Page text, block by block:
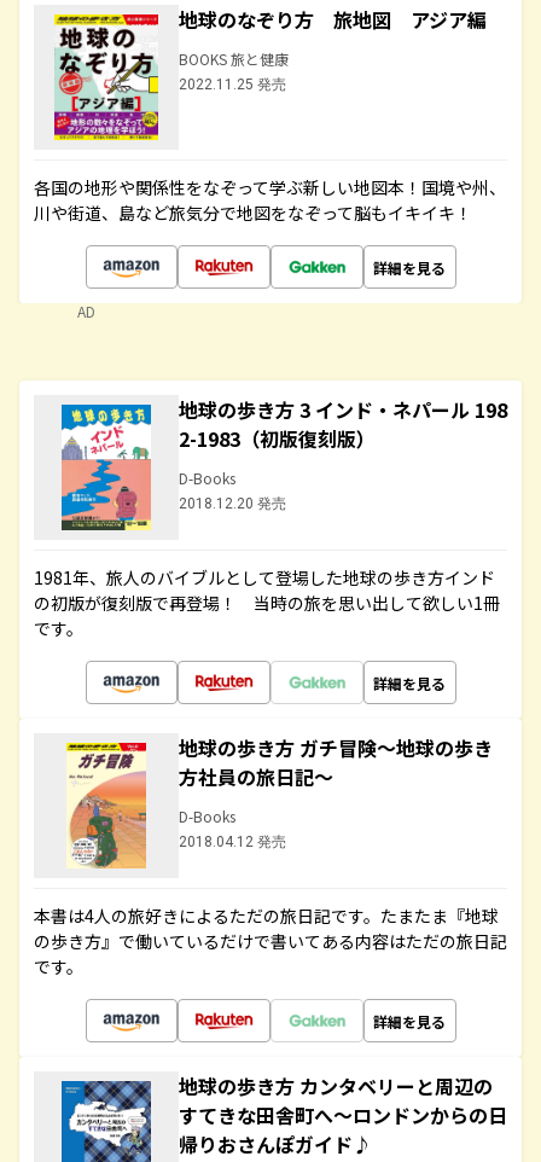
地球のなぞり方 旅地図 アジア編
BOOKS 旅と健康
2022.11.25 発売
各国の地形や関係性をなぞって学ぶ新しい地図本！国境や州、
川や街道、島など旅気分で地図をなぞって脳もイキイキ！
詳細を見る
AD
地球の歩き方 3 インド・ネパール 198
2-1983（初版復刻版）
D-Books
2018.12.20 発売
1981年、旅人のバイブルとして登場した地球の歩き方インド
の初版が復刻版で再登場！ 当時の旅を思い出して欲しい1冊
です。
詳細を見る
地球の歩き方 ガチ冒険～地球の歩き
方社員の旅日記～
D-Books
2018.04.12 発売
本書は4人の旅好きによるただの旅日記です。たまたま『地球
の歩き方』で働いているだけで書いてある内容はただの旅日記
です。
詳細を見る
地球の歩き方 カンタベリーと周辺の
すてきな田舎町へ～ロンドンからの日
帰りおさんぽガイド♪